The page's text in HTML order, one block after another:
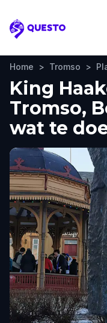
Questo
Home > Tromso >
King
Tromso,
wat te